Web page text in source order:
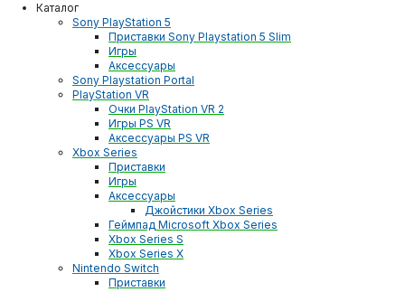
Каталог
Sony PlayStation 5
Приставки Sony Playstation 5 Slim
Игры
Аксессуары
Sony Playstation Portal
PlayStation VR
Очки PlayStation VR 2
Игры PS VR
Аксессуары PS VR
Xbox Series
Приставки
Игры
Аксессуары
Джойстики Xbox Series
Геймпад Microsoft Xbox Series
Xbox Series S
Xbox Series X
Nintendo Switch
Приставки